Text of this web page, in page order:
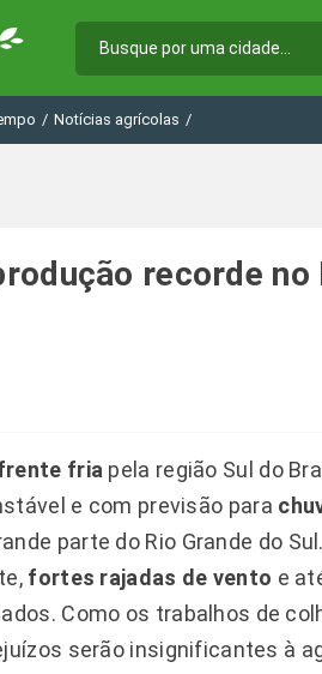
/ Notícias agrícolas /
recorde no
fria pela região Sul do
e com previsão para
parte do Rio Grande do
fortes rajadas de vento e
Como os trabalhos de
serão insignificantes à